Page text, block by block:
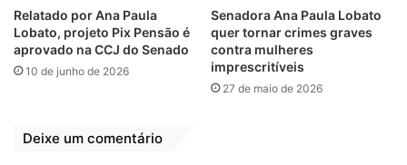
Há menos de dois meses, uma comitiva
alvinegra esteve com o ministro em Brasília.
Durcésio Mello, o presidente do Botafogo,
SAF Thairo Arruda visitaram o gabinete de
Flávio Dino (PSB-MA) e o presentearam
Relatado por Ana Paula
Lobato, projeto Pix Pensão é
aprovado na CCJ do Senado
10 de junho de 2026
Senadora Ana Paula Lobato
quer tornar crimes graves
contra mulheres
imprescritíveis
27 de maio de 2026
Deixe um comentário